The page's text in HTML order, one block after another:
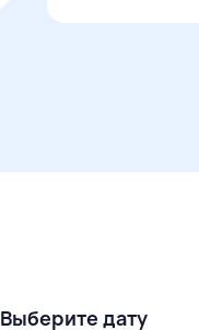
Выберите дату